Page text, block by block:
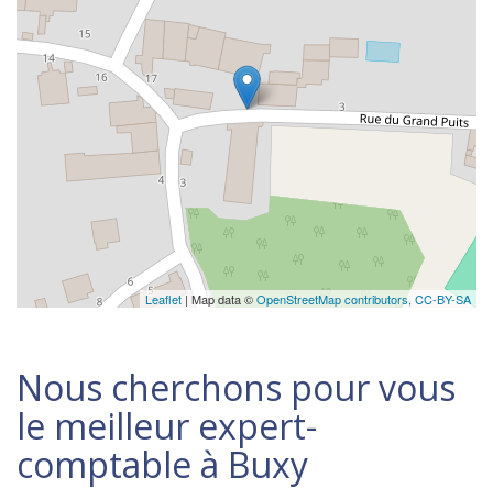
Leaflet | Map data ©OpenStreetMap contributors, CC-BY-SA
Nous cherchons pour vous
le meilleur expert-
comptable à Buxy